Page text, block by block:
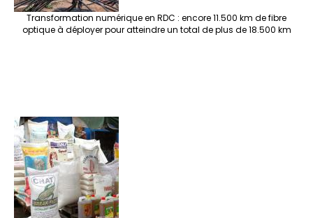
Transformation numérique en RDC : encore 11.500 km de fibre
optique à déployer pour atteindre un total de plus de 18.500 km